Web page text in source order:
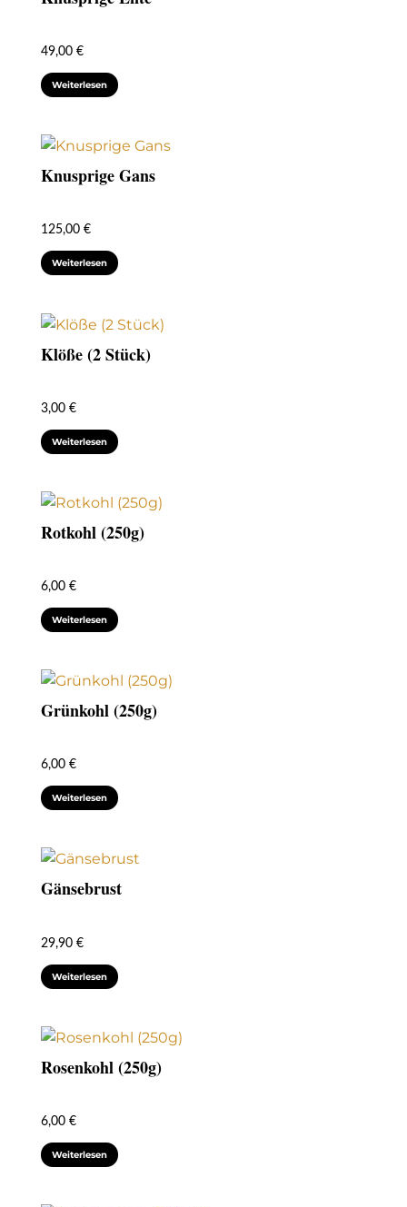
49,00 €
Weiterlesen
Knusprige Gans
125,00 €
Weiterlesen
Klöße (2 Stück)
3,00 €
Weiterlesen
Rotkohl (250g)
6,00 €
Weiterlesen
Grünkohl (250g)
6,00 €
Weiterlesen
Gänsebrust
29,90 €
Weiterlesen
Rosenkohl (250g)
6,00 €
Weiterlesen